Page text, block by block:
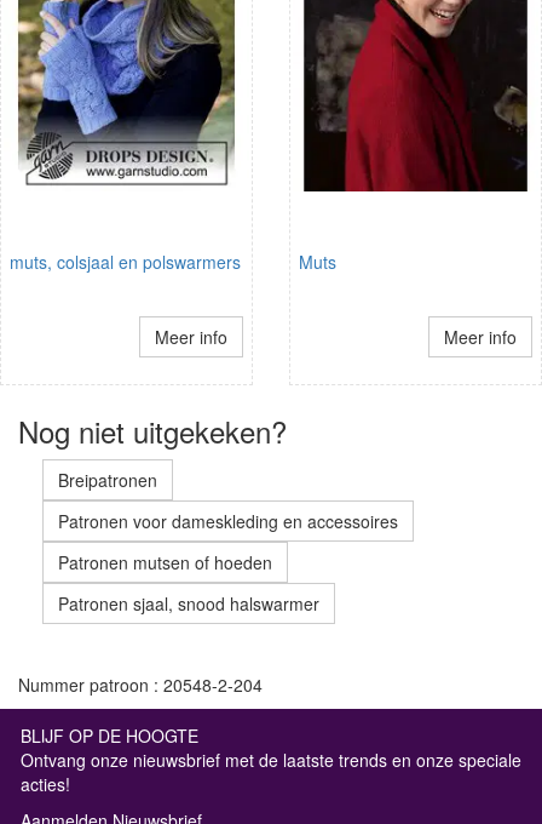
muts, colsjaal en polswarmers
Meer info
Muts
Meer info
Nog niet uitgekeken?
Breipatronen
Patronen voor dameskleding en accessoires
Patronen mutsen of hoeden
Patronen sjaal, snood halswarmer
Nummer patroon : 20548-2-204
BLIJF OP DE HOOGTE
Ontvang onze nieuwsbrief met de laatste trends en onze speciale
acties!